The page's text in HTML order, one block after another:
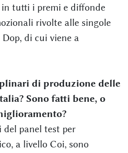
in tutti i premi e diffonde
rivolte alle singole
di cui viene a
di produzione delle
Sono fatti bene, o
panel test per
a livello Coi, sono